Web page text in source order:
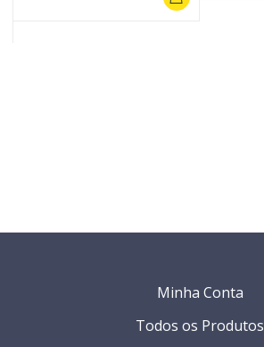
Minha Conta
Todos os Produtos